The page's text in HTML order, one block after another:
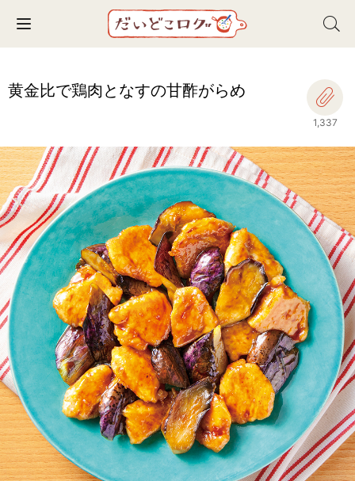
Toggle navigation
黄金比で鶏肉となすの甘酢がらめ
1,337